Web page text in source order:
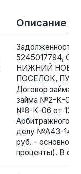
Описание
5245017794,
НИЖНИЙ
ПОСЕЛОК,
Договор займа
займа №2-К-05
№8-К-06 от
Арбитражного
делу №А43-1414/
руб. - основной
проценты). В